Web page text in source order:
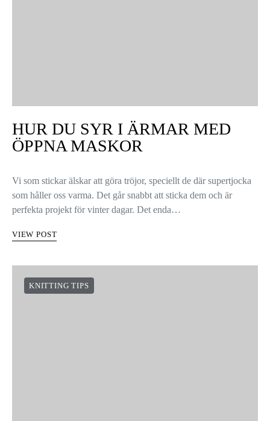
HUR DU SYR I ÄRMAR MED
ÖPPNA MASKOR
Vi som stickar älskar att göra tröjor, speciellt de där supertjocka
som håller oss varma. Det går snabbt att sticka dem och är
perfekta projekt för vinter dagar. Det enda…
VIEW POST
KNITTING TIPS